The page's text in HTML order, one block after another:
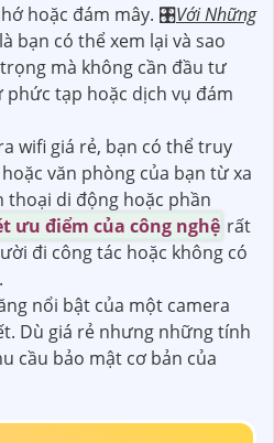
hoặc đám mây. 🎛Với Những
bạn có thể xem lại và sao
mà không cần đầu tư
tạp hoặc dịch vụ đám
wifi giá rẻ, bạn có thể truy
văn phòng của bạn từ xa
di động hoặc phần
ưu điểm của công nghệ rất
đi công tác hoặc không có
nổi bật của một camera
Dù giá rẻ nhưng những tính
cầu bảo mật cơ bản của